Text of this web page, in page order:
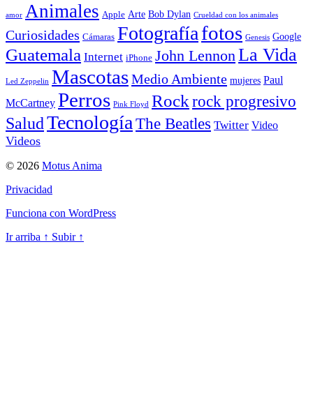
amor Animales Apple Arte Bob Dylan Crueldad con los animales
Curiosidades Cámaras Fotografíafotos Genesis Google
Guatemala Internet iPhone John LennonLa Vida
Led Zeppelin MascotasMedio Ambiente mujeres Paul
McCartney Perros Pink Floyd Rock rock progresivo
SaludTecnologíaThe Beatles Twitter Video
Videos
© 2026 Motus Anima
Privacidad
Funciona con WordPress
Ir arriba ↑ Subir ↑